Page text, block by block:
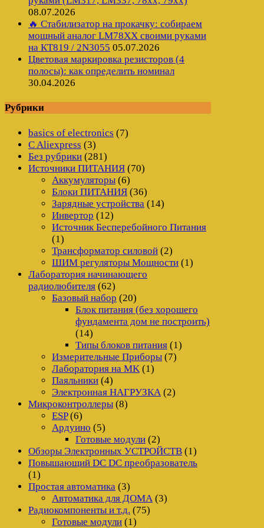
08.07.2026
🔥 Стабилизатор на прокачку: собираем
мощный аналог LM78XX своими руками
на КТ819 / 2N3055 05.07.2026
Цветовая маркировка резисторов (4
полосы): как определить номинал
30.04.2026
Рубрики
basics of electronics (7)
C Aliexpress (3)
Без рубрики (281)
Источники ПИТАНИЯ (70)
Аккумуляторы (6)
Блоки ПИТАНИЯ (36)
Зарядные устройства (14)
Инвертор (12)
Источник Бесперебойного Питания
(1)
Трансформатор силовой (2)
ШИМ регуляторы Мощности (1)
Лаборатория начинающего
радиолюбителя (62)
Базовый набор (20)
Блок питания (без хорошего
фундамента дом не построить)
(14)
Типы блоков питания (1)
Измерительные Приборы (7)
Лаборатория на MK (1)
Паяльники (4)
Электронная НАГРУЗКА (2)
Микроконтроллеры (8)
ESP(6)
Ардуино (5)
Готовые модули (2)
Обзоры Электронных УСТРОЙСТВ (1)
Повышающий DC DC преобразователь
(1)
Простая автоматика (3)
Автоматика для ДОМА (3)
Радиокомпоненты и т.д. (75)
Готовые модули (1)